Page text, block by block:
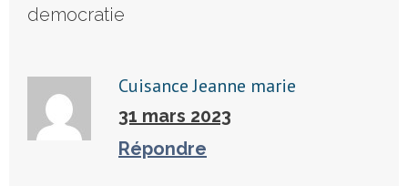
democratie
Cuisance Jeanne marie
31 mars 2023
Répondre